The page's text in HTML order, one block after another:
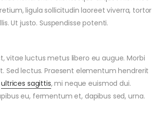
ligula sollicitudin laoreet viverra, tortor
Ut justo. Suspendisse potenti.
vitae luctus metus libero eu augue. Morbi
Sed lectus. Praesent elementum hendrerit
ultrices sagittis, mi neque euismod dui.
eu, fermentum et, dapibus sed, urna.